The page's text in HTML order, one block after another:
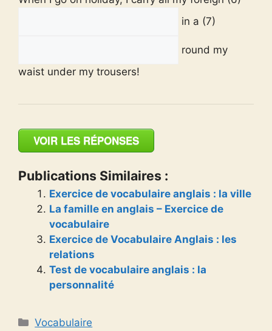
in a (7)
round my
waist under my trousers!
VOIR LES RÉPONSES
Publications Similaires :
Exercice de vocabulaire anglais : la ville
La famille en anglais – Exercice de
vocabulaire
Exercice de Vocabulaire Anglais : les
relations
Test de vocabulaire anglais : la
personnalité
Catégories
Vocabulaire